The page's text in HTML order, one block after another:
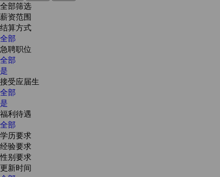
全部筛选
薪资范围
结算方式
全部
急聘职位
全部
是
接受应届生
全部
是
福利待遇
全部
学历要求
经验要求
性别要求
更新时间